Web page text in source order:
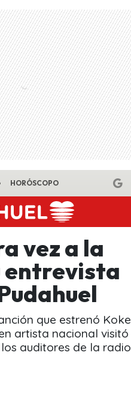
HORÓSCOPO
vez a la
entrevista
que estrenó Koke
artista nacional visitó
auditores de la radio